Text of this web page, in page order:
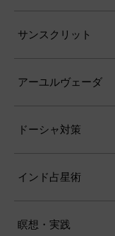
サンスクリット
アーユルヴェーダ
ドーシャ対策
インド占星術
瞑想・実践